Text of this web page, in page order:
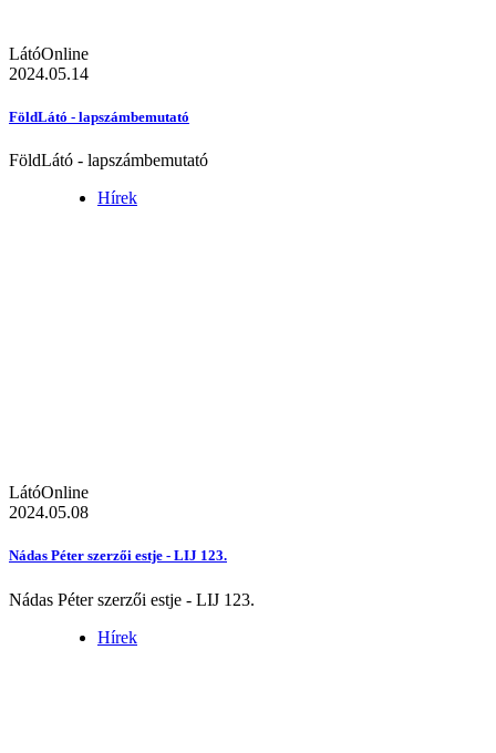
LátóOnline
2024.05.14
FöldLátó - lapszámbemutató
FöldLátó - lapszámbemutató
Hírek
LátóOnline
2024.05.08
Nádas Péter szerzői estje - LIJ 123.
Nádas Péter szerzői estje - LIJ 123.
Hírek